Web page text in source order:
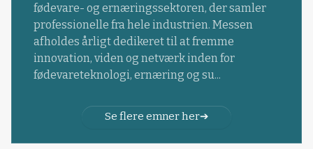
fødevare- og ernæringssektoren, der samler
professionelle fra hele industrien. Messen
afholdes årligt dedikeret til at fremme
innovation, viden og netværk inden for
fødevareteknologi, ernæring og su...
Se flere emner her